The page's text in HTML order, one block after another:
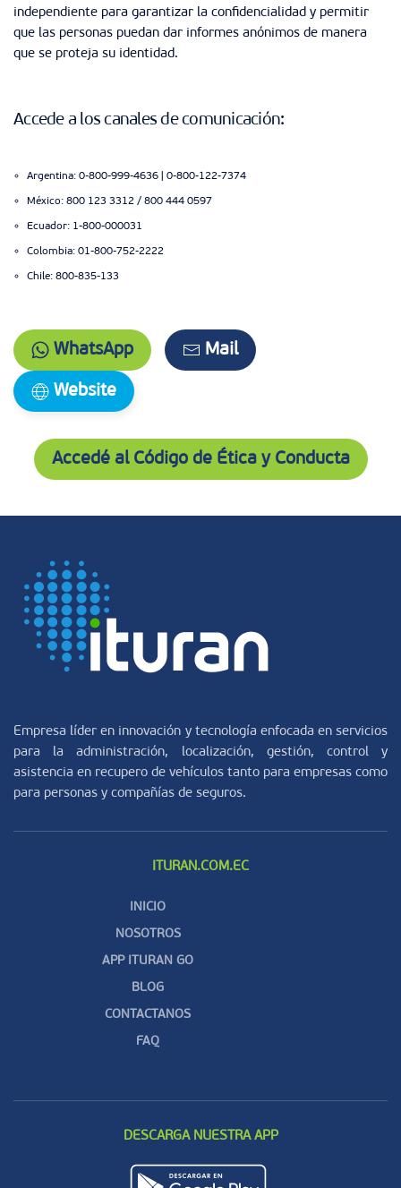
independiente para garantizar la confidencialidad y permitir
que las personas puedan dar informes anónimos de manera
que se proteja su identidad.
Accede a los canales de comunicación:
Argentina: 0-800-999-4636 | 0-800-122-7374
México: 800 123 3312 / 800 444 0597
Ecuador: 1-800-000031
Colombia: 01-800-752-2222
Chile: 800-835-133
WhatsApp Mail
Website
Accedé al Código de Ética y Conducta
Empresa líder en innovación y tecnología enfocada en servicios
para la administración, localización, gestión, control y
asistencia en recupero de vehículos tanto para empresas como
para personas y compañías de seguros.
ITURAN.COM.EC
INICIO
NOSOTROS
APP ITURAN GO
BLOG
CONTACTANOS
FAQ
DESCARGA NUESTRA APP